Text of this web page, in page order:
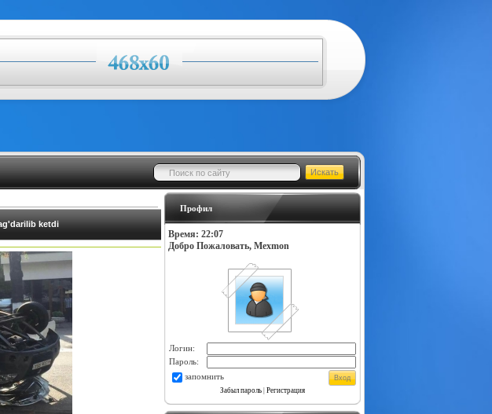
ketdi
Профил
Время: 22:07
Добро Пожаловать, Mexmon
Логин:
Пароль:
запомнить
Забыл пароль| Регистрация